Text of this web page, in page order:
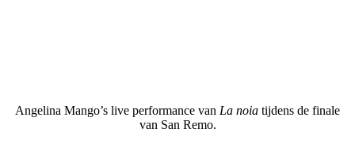
Angelina Mango’s live performance van La noia tijdens de finale
van San Remo.